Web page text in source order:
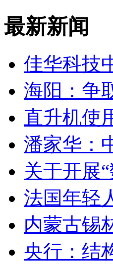
最新新闻
佳华科技
海阳：争
直升机使
潘家华：
关于开展
法国年轻
内蒙古锡
央行：结